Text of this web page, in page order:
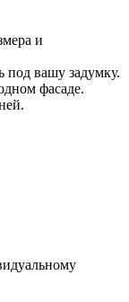
и
под вашу задумку.
фасаде.